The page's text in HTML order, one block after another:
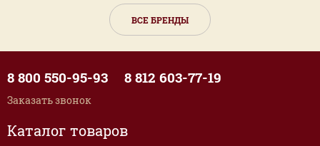
ВСЕ БРЕНДЫ
Каталог товаров
8 800 550-95-93 8 812 603-77-19
Заказать звонок